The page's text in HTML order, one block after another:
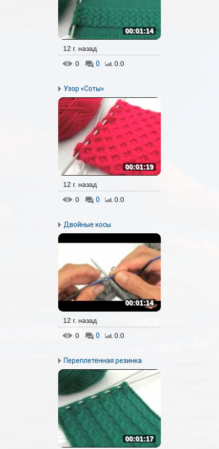
00:01:14
12 г. назад
0
0 0.0
Узор «Соты»
00:01:19
12 г. назад
0
0 0.0
Двойные косы
00:01:14
12 г. назад
0
0 0.0
Переплетенная резинка
00:01:17